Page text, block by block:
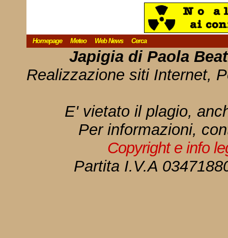
Homepage Meteo Web News Cerca
Japigia di Paola
Realizzazione siti Internet,
E' vietato il plagio,
Per informazioni,
Copyright e info
Partita I.V.A